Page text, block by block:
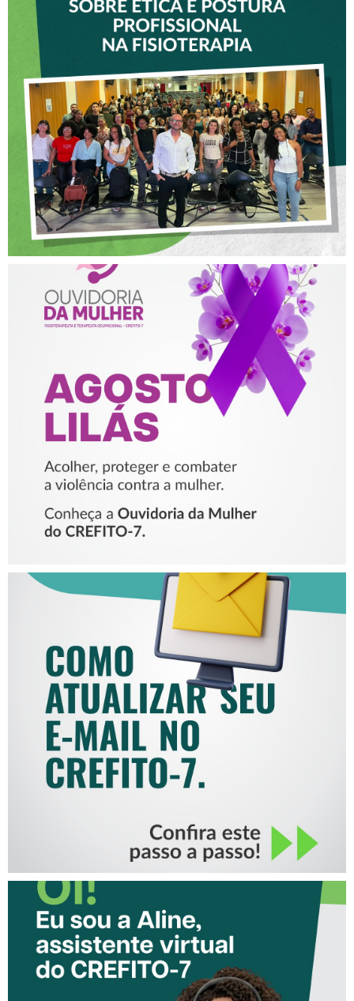
VICE-PRESIDENTE DO
CREFITO-7 PARTICIPA DE
OFICINA SOBRE ÉTICA E
POSTURA PROFISSIONAL
NA FISIOTERAPIA
AGOSTO LILÁS – ACOLHER,
PROTEGER E COMBATER A
VIOLÊNCIA CONTRA A
MULHER
COMO ATUALIZAR SEU E-
MAIL NO CREFITO-7
CONHEÇA A ‘ALINE’,